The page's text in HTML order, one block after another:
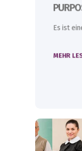
Es ist
MEHR